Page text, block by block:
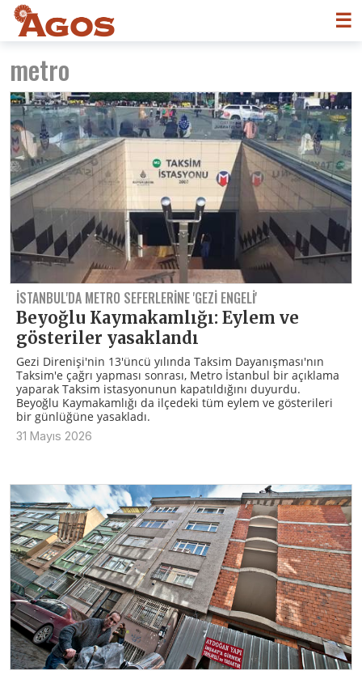
☰
metro
İSTANBUL'DA METRO SEFERLERINE 'GEZI ENGELI'
Beyoğlu Kaymakamlığı: Eylem ve
gösteriler yasaklandı
Gezi Direnişi'nin 13'üncü yılında Taksim Dayanışması'nın
Taksim'e çağrı yapması sonrası, Metro İstanbul bir açıklama
yaparak Taksim istasyonunun kapatıldığını duyurdu.
Beyoğlu Kaymakamlığı da ilçedeki tüm eylem ve gösterileri
bir günlüğüne yasakladı.
31 Mayıs 2026